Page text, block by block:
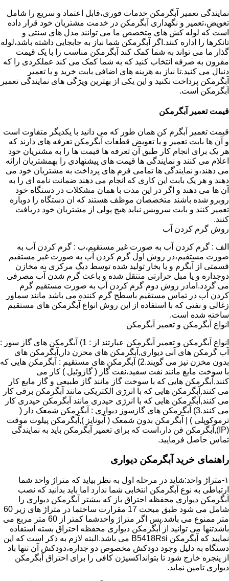
نمایندگی تعمیر آبگرمکن خدمات فوری،قابل اعتماد و سریع را شامل
تعویض،تعمیر و نگهداری آبگرمکن در خدمت مشتریان خود قرار داده
است که لوله کش های متخصص ما می توانند مدل های سنتی و
تانکرها را اداره کنند.اگر آبگرمکن شما نیاز به جابجایی داشته باشد،لوله
گذار ما می تواند به شما کمک کند آبگرمکن مناسب را با یک قیمت
مقرون به صرفه انتخاب کنید که به شما کمک می کند عملکردی را که
دنبال می کنید.تا نیاز به هزینه های اضافی بابت خرید و یا تعمیر
آبگرمکن پرداخت نکنید و این یکی از بهترین ویژگی های نمایندگی تعمیر
آبگرمکن است.
قیمت تعمیر آبگرمکن
قیمت تعمیر آبگرم کن همان طور که می دانید با یکدیگر متفاوت است
و آن ها بابت تعمیر و یا تعویض قطعات آبگرمکن تعرفه های دارند که
هر یک برای انجام کار طبق آن تعرفه ها قیمت ها را به مشتریان خود
اعلام می کنند و نمایندگی ها قیمت های پیشنهادی را بهمشتریان ارائه
می دهند،و نمایندگی ها تمامی فرم های پرداخت به مشتریان خود می
دهند و هر یک بابت این کاری که انجام می دهند ضمانت نامه ای را به
آن ها می دهند و اگر در این مدت با همان مشکلات در دستگاه خود
روبرو شده باشند متخصصان موظف هستند که ان دستگاه را دوباره
تعمیر کنند و بابت سرویس نباید هیچ پولی از مشتریان خود دریافت
کنند.
روش گرم کردن آب
الف : گرم کردن آب به صورت غیر مستقیم،ب : گرم کردن آب به
صورت مستقیم،در روش اول گرم کردن آب به صورت غیر مستقیم
قسمتی از آبگرم و یا بخار تولید شده توسط دیگ مرکزی به مخازن
دوجداره و یا مبل حرارتی منتقل شده و باعث گرم شدن آب مصرفی
می گردد.امادر روش دوم گرم کردن آب به صورت مستقیم گرم
کردن آب در تماس مستقیم باسطح گرم کننده می باشد مانند سماور
زغالی و نفتی که با استفاده از این روش انواع آبگرمکن های مستقیم
ساخته شده است.
انواع آبگرمکن و تعمیر آبگرمکن
انواع آبگرمکن و تعمیر آبگرمکن عبارتند از : 1) آبگرمکن های گاز سوز :
آب گرمکن های آنی دیواری,آبگرمکن های مخزن دار,آبگرمکن های
بدون مخزن نیز می گویند.2) آبگرمکن های مستقیم : آبگرمکن هایی که
با سوخت مایع مانند نفت سفید،نفت گاز ( گازوئیل ) کار می
کنند,آبگرمکن هایی که با سوخت گاز مانند گاز طبیعی و گاز مایع کار
می کنند,آبگرمکن هایی که با انرژی الکتریکی مانند آبگرمکن برقی کار
می کنند,آبگرمکن هایی که با انرژی حیدری مانند آبگرمکن حیدری کار
می کنند.3) آبگرمکن های گازسوز دیواری : آبگرمکن شمعک دار (
ترموکوپلی ) | آبگرمکن بدون شمعک ( آیونایز ),آبگرمکن پیلوت موقت
(IP),آبگرمکن فن دار،است که برای تعمیر آبگرمکن باید به نمایندگی
تماس حاصل فرمایید.
راهنمای خرید آبگرمکن دیواری
۱-متراژ واحد:شاید در مرحله اول به نظر بیاید که متراژ واحد شما
ارتباطی به نوع آبگرمکن انتخابی شما ندارد اما باید بدانید که نصب
آبگرمکن دیواری محفظه احتراق باز که بیشتر آبگرمکن دیواری را
شامل می شود طبق مبحث 17 مقرارت ساختما در متراژ های زیر 60
متر ممنوع می باشد.پس اگر متراژ واحدشما کمتر از 60 متر مربع می
باشدتنها می توانید از آبگرمکن دیواری محفظه احتراق بسته استفاده
نمایید که آبگرمکن B5418Rsi می باشد.البته لازم به ذکر است که این
دستگاه به دلیل وجود دودکش مخصوص دو جداره،دودکش آن تنها باد
از پنجره خارج شود تا بتوانداکسیژن کافی را برای احتراق آبگرمکن
دیواری تامین نماید.